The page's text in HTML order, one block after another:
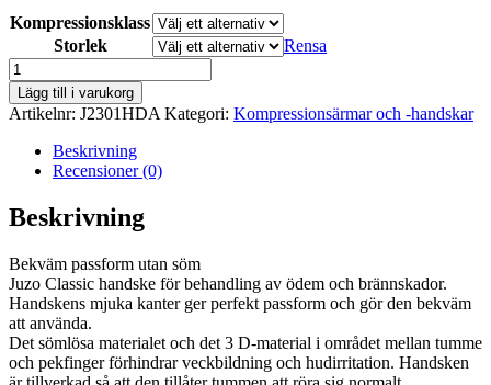
Kompressionsklass
Storlek
Rensa
Juzo
Classic
2301HDA
kompressionshandske
mängd
Lägg till i varukorg
Artikelnr: J2301HDA Kategori: Kompressionsärmar och -handskar
Beskrivning
Recensioner (0)
Beskrivning
Bekväm passform utan söm
Juzo Classic handske för behandling av ödem och brännskador.
Handskens mjuka kanter ger perfekt passform och gör den bekväm
att använda.
Det sömlösa materialet och det 3 D-material i området mellan tumme
och pekfinger förhindrar veckbildning och hudirritation. Handsken